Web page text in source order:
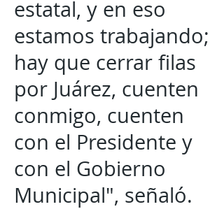
estatal, y en eso
estamos trabajando;
hay que cerrar filas
por Juárez, cuenten
conmigo, cuenten
con el Presidente y
con el Gobierno
Municipal", señaló.